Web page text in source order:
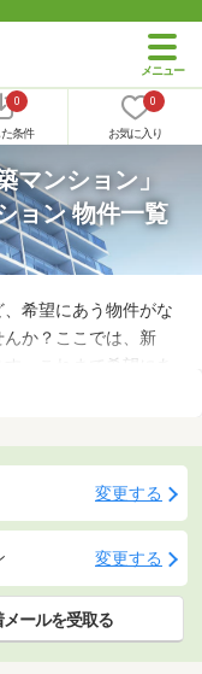
0
条件
0
お気に入り
マンション」
ョン 物件一覧
希望にあう物件がな
か？ここでは、新
。これまで希望にあ
た物件のなかに理想
ましょう。
変更する
変更する
メールを受取る